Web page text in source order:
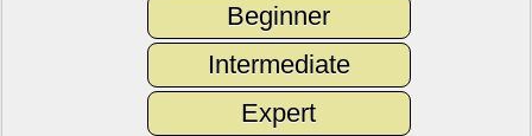
Beginner
Intermediate
Expert